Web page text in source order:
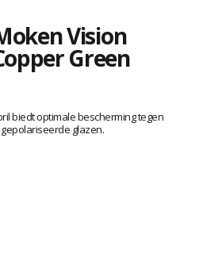
Vision
Green
biedt optimale bescherming tegen
glazen.